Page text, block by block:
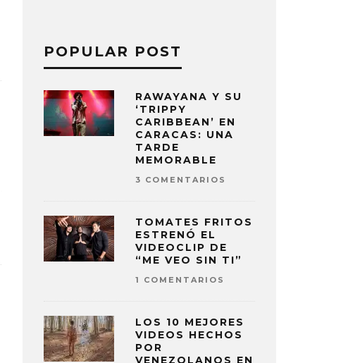
POPULAR POST
RAWAYANA Y SU
‘TRIPPY
CARIBBEAN’ EN
CARACAS: UNA
TARDE
MEMORABLE
3 COMENTARIOS
TOMATES FRITOS
ESTRENÓ EL
VIDEOCLIP DE
“ME VEO SIN TI”
1 COMENTARIOS
LOS 10 MEJORES
VIDEOS HECHOS
POR
VENEZOLANOS EN